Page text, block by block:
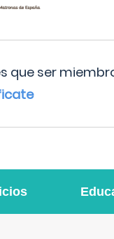
ser miembro